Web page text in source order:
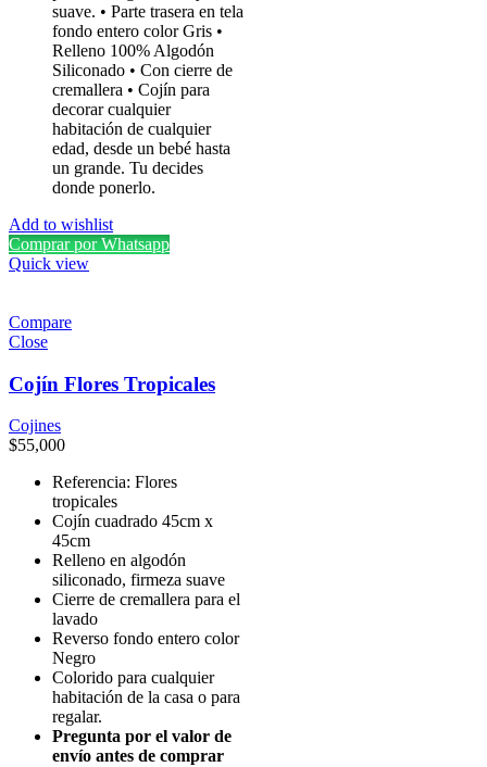
suave. • Parte trasera en tela
fondo entero color Gris •
Relleno 100% Algodón
Siliconado • Con cierre de
cremallera • Cojín para
decorar cualquier
habitación de cualquier
edad, desde un bebé hasta
un grande. Tu decides
donde ponerlo.
Add to wishlist
Comprar por Whatsapp
Quick view
Compare
Close
Cojín Flores Tropicales
Cojines
$55,000
Referencia: Flores
tropicales
Cojín cuadrado 45cm x
45cm
Relleno en algodón
siliconado, firmeza suave
Cierre de cremallera para el
lavado
Reverso fondo entero color
Negro
Colorido para cualquier
habitación de la casa o para
regalar.
Pregunta por el valor de
envío antes de comprar